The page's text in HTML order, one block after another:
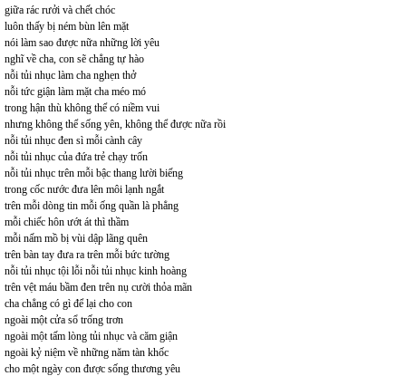
giữa rác rưởi và chết chóc
luôn thấy bị ném bùn lên mặt
nói làm sao được nữa những lời yêu
nghĩ về cha, con sẽ chẳng tự hào
nỗi tủi nhục làm cha nghẹn thở
nỗi tức giận làm mặt cha méo mó
trong hận thù không thể có niềm vui
nhưng không thể sống yên, không thể được nữa rồi
nỗi tủi nhục đen sì mỗi cành cây
nỗi tủi nhục của đứa trẻ chạy trốn
nỗi tủi nhục trên mỗi bậc thang lười biếng
trong cốc nước đưa lên môi lạnh ngắt
trên mỗi dòng tin mỗi ống quần là phẳng
mỗi chiếc hôn ướt át thì thầm
mỗi nấm mồ bị vùi dập lãng quên
trên bàn tay đưa ra trên mỗi bức tường
nỗi tủi nhục tội lỗi nỗi tủi nhục kinh hoàng
trên vệt máu bầm đen trên nụ cười thỏa mãn
cha chẳng có gì để lại cho con
ngoài một cửa sổ trống trơn
ngoài một tấm lòng tủi nhục và căm giận
ngoài kỷ niệm về những năm tàn khốc
cho một ngày con được sống thương yêu